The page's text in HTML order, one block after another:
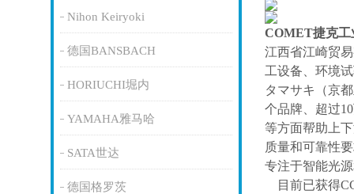
Nihon Keiryoki
德国BANSBACH
HORIUCHI堀内
YAMAHA雅马哈
SATA世达
德国格罗茨
COMET捷克工
江西省江崎贸
工设备、环境
タマサキ（京
个品牌、超过
等方面帮助上
质量和可靠性
专注于智能光
目前已获得